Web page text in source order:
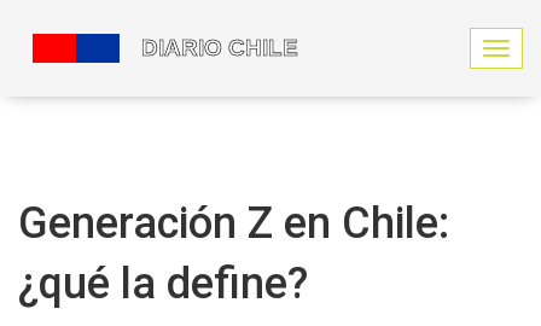
N
a
Generación Z en Chile:
¿qué la define?